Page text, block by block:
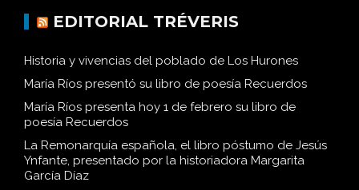
EDITORIAL TRÉVERIS
Historia y vivencias del poblado de Los Hurones
María Ríos presentó su libro de poesía Recuerdos
María Ríos presenta hoy 1 de febrero su libro de
poesía Recuerdos
La Remonarquía española, el libro póstumo de Jesús
Ynfante, presentado por la historiadora Margarita
García Díaz